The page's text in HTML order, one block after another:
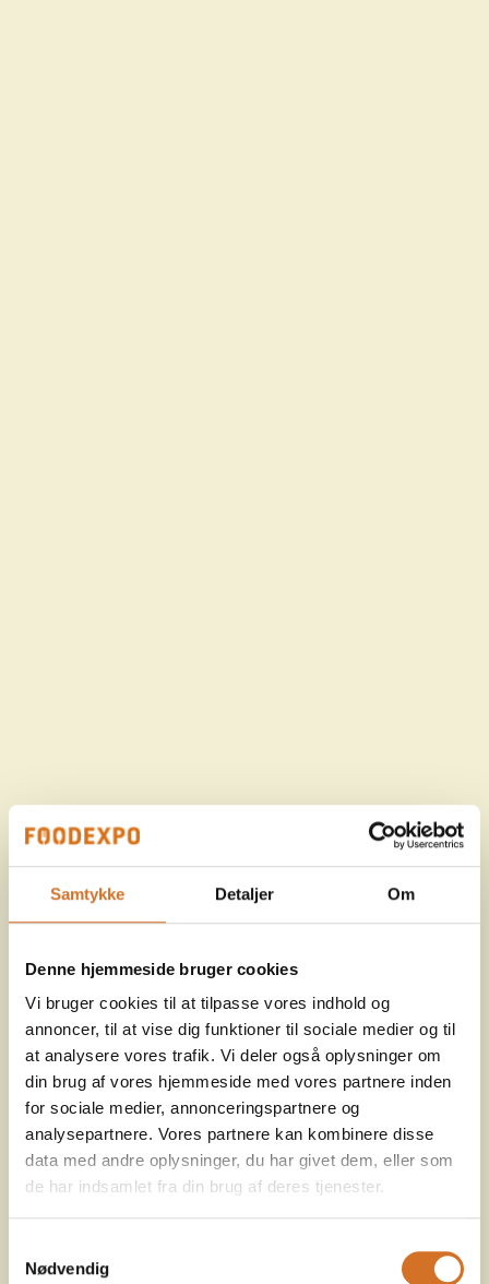
Samtykke Detaljer Om
Denne hjemmeside bruger cookies
Vi bruger cookies til at tilpasse vores indhold og
annoncer, til at vise dig funktioner til sociale medier og til
at analysere vores trafik. Vi deler også oplysninger om
din brug af vores hjemmeside med vores partnere inden
for sociale medier, annonceringspartnere og
analysepartnere. Vores partnere kan kombinere disse
data med andre oplysninger, du har givet dem, eller som
de har indsamlet fra din brug af deres tjenester.
Nødvendig